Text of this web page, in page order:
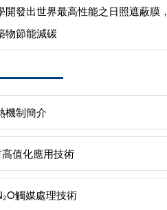
開發出世界最高性能之日照遮蔽膜，
物節能減碳
機制簡介
值化應用技術
觸媒處理技術